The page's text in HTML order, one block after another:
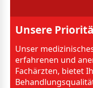
Unsere
Unser
erfahrenen und
Fachärzten, bietet